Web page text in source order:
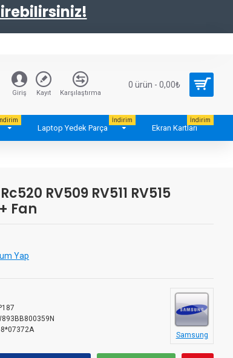
Giriş Kayıt Karşılaştırma
0 ürün - 0,00₺
Laptop Yedek Parça
İndirim
Ekran Kartları
İndirim
RV509 RV511 RV515
Fan
Yap
Samsung